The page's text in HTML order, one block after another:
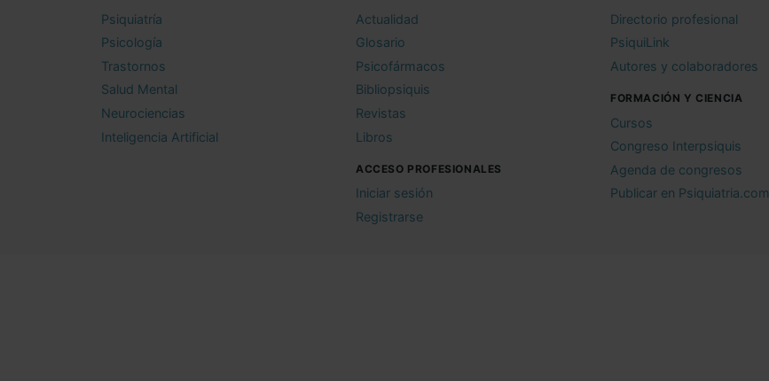
Psiquiatría
Psicología
Trastornos
Salud Mental
Neurociencias
Inteligencia Artificial
Actualidad
Glosario
Psicofármacos
Bibliopsiquis
Revistas
Libros
ACCESO PROFESIONALES
Iniciar sesión
Registrarse
Directorio profesional
PsiquiLink
Autores y colaboradores
FORMACIÓN Y CIENCIA
Cursos
Congreso Interpsiquis
Agenda de congresos
Publicar en Psiquiatria.com